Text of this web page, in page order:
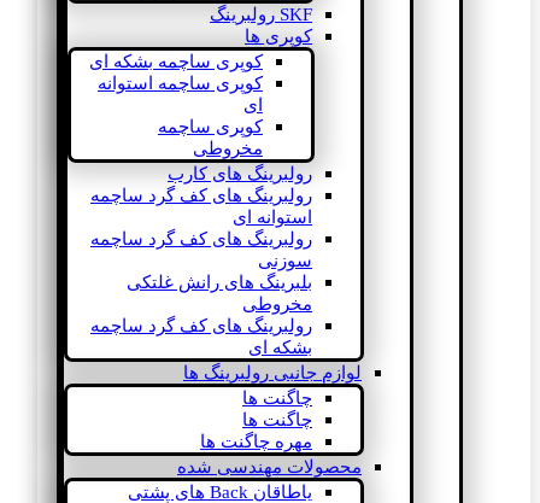
SKF رولبرینگ
کوپری ها
کوپری ساچمه بشکه ای
کوپری ساچمه استوانه
ای
کوپری ساچمه
مخروطی
رولبرینگ های کارب
رولبرینگ های کف گرد ساچمه
استوانه ای
رولبرینگ های کف گرد ساچمه
سوزنی
بلبرینگ های رانش غلتکی
مخروطی
رولبرینگ های کف گرد ساچمه
بشکه ای
لوازم جانبی رولبرینگ ها
چاگنت ها
چاگنت ها
مهره چاگنت ها
محصولات مهندسی شده
یاطاقان Back های پشتی